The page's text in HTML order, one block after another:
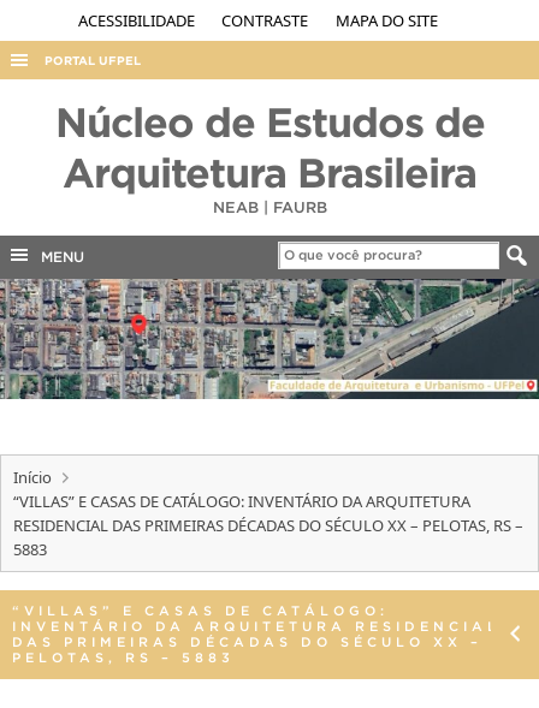
ACESSIBILIDADE CONTRASTE MAPA DO SITE
PORTAL UFPEL
AUDITORIA
COBALTO
EDITAIS
INTERNACIONAL
OUVIDORIA
PORTARIAS
Núcleo de Estudos de
Arquitetura Brasileira
NEAB | FAURB
MENU
Início
“VILLAS” E CASAS DE CATÁLOGO: INVENTÁRIO DA ARQUITETURA
RESIDENCIAL DAS PRIMEIRAS DÉCADAS DO SÉCULO XX – PELOTAS, RS –
5883
“VILLAS” E CASAS DE CATÁLOGO:
INVENTÁRIO DA ARQUITETURA RESIDENCIAL
DAS PRIMEIRAS DÉCADAS DO SÉCULO XX –
PELOTAS, RS – 5883